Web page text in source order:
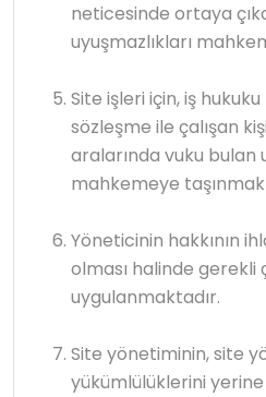
neticesinde ortaya
uyuşmazlıkları
Site işleri için, iş
sözleşme ile çalışan
aralarında vuku bulan
mahkemeye
Yöneticinin hakkının
olması halinde gerekli
uygulanmaktadır.
Site yönetiminin, site
yükümlülüklerini